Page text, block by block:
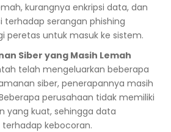
kurangnya enkripsi data, dan
terhadap serangan phishing
peretas untuk masuk ke sistem.
Siber yang Masih Lemah
telah mengeluarkan beberapa
siber, penerapannya masih
perusahaan tidak memiliki
yang kuat, sehingga data
kebocoran.